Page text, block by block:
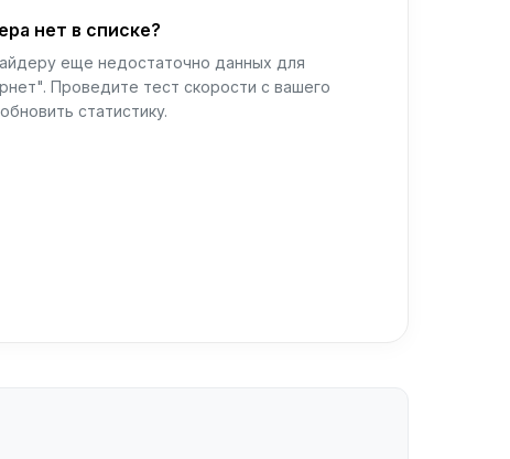
нет в списке?
еще недостаточно данных для
Проведите тест скорости с вашего
статистику.